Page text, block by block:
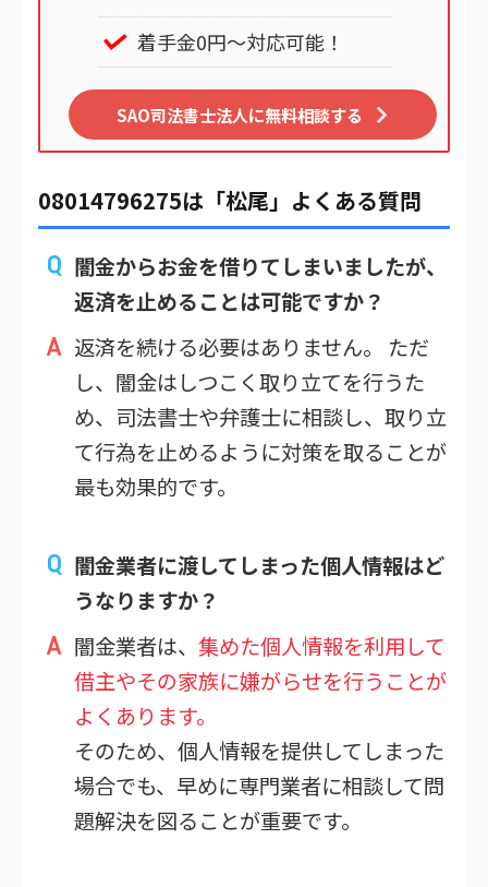
着手金0円～対応可能！
SAO司法書士法人に無料相談する
08014796275は「松尾」よくある質問
闇金からお金を借りてしまいましたが、
返済を止めることは可能ですか？
返済を続ける必要はありません。 ただ
し、闇金はしつこく取り立てを行うた
め、司法書士や弁護士に相談し、取り立
て行為を止めるように対策を取ることが
最も効果的です。
闇金業者に渡してしまった個人情報はど
うなりますか？
闇金業者は、集めた個人情報を利用して
借主やその家族に嫌がらせを行うことが
よくあります。
そのため、個人情報を提供してしまった
場合でも、早めに専門業者に相談して問
題解決を図ることが重要です。